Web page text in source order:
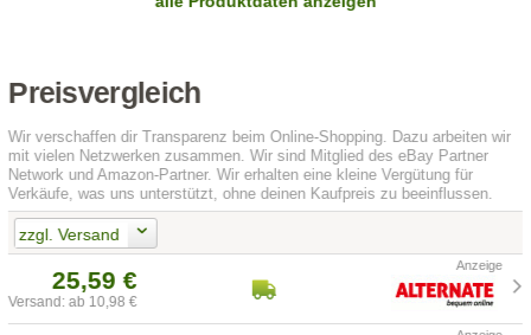
Preisvergleich
Wir verschaffen dir Transparenz beim Online-Shopping. Dazu arbeiten wir
mit vielen Netzwerken zusammen. Wir sind Mitglied des eBay Partner
Network und Amazon-Partner. Wir erhalten eine kleine Vergütung für
Verkäufe, was uns unterstützt, ohne deinen Kaufpreis zu beeinflussen.
zzgl. Versand
25,59 €
Versand: ab 10,98 €